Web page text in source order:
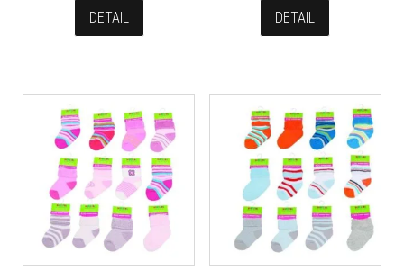
DETAIL DETAIL